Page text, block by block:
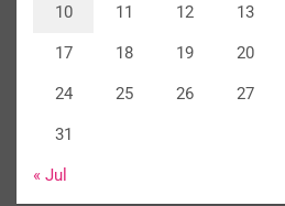
10 11 12 13
17 18 19 20
24 25 26 27
31
« Jul